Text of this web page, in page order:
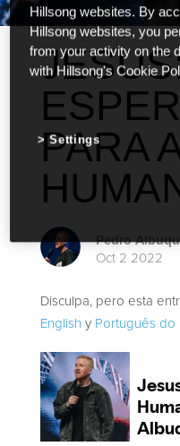
PARA
Pedro
Oct 2 2022
Disculpa, pero esta
English y Português do
Hillsong websites. By
Hillsong websites, you
from your activity on the
with Hillsong's Cookie
Settings